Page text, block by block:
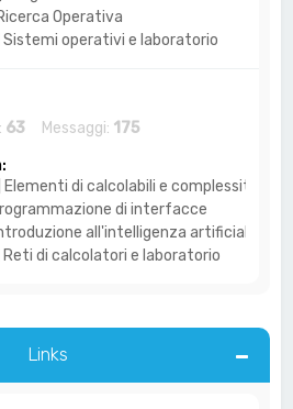
Operativa
Sistemi operativi e laboratorio
63 Messaggi: 175
Elementi di calcolabili e complessità
di interfacce
all'intelligenza artificiale
Reti di calcolatori e laboratorio
Links